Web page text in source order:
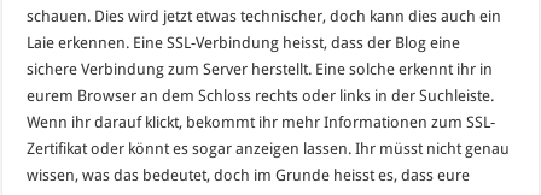
schauen. Dies wird jetzt etwas technischer, doch kann dies auch ein
Laie erkennen. Eine SSL-Verbindung heisst, dass der Blog eine
sichere Verbindung zum Server herstellt. Eine solche erkennt ihr in
eurem Browser an dem Schloss rechts oder links in der Suchleiste.
Wenn ihr darauf klickt, bekommt ihr mehr Informationen zum SSL-
Zertifikat oder könnt es sogar anzeigen lassen. Ihr müsst nicht genau
wissen, was das bedeutet, doch im Grunde heisst es, dass eure